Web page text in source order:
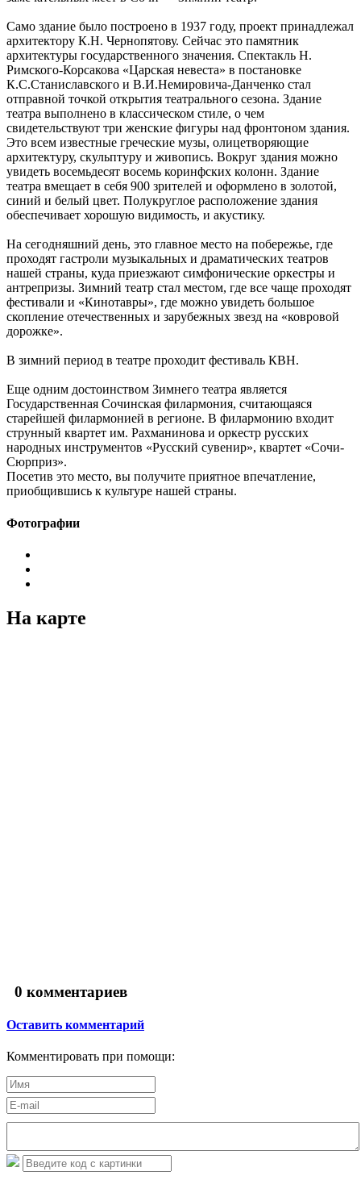
Само здание было построено в 1937 году, проект принадлежал
архитектору К.Н. Чернопятову. Сейчас это памятник
архитектуры государственного значения. Спектакль Н.
Римского-Корсакова «Царская невеста» в постановке
К.С.Станиславского и В.И.Немировича-Данченко стал
отправной точкой открытия театрального сезона. Здание
театра выполнено в классическом стиле, о чем
свидетельствуют три женские фигуры над фронтоном здания.
Это всем известные греческие музы, олицетворяющие
архитектуру, скульптуру и живопись. Вокруг здания можно
увидеть восемьдесят восемь коринфских колонн. Здание
театра вмещает в себя 900 зрителей и оформлено в золотой,
синий и белый цвет. Полукруглое расположение здания
обеспечивает хорошую видимость, и акустику.
На сегодняшний день, это главное место на побережье, где
проходят гастроли музыкальных и драматических театров
нашей страны, куда приезжают симфонические оркестры и
антрепризы. Зимний театр стал местом, где все чаще проходят
фестивали и «Кинотавры», где можно увидеть большое
скопление отечественных и зарубежных звезд на «ковровой
дорожке».
В зимний период в театре проходит фестиваль КВН.
Еще одним достоинством Зимнего театра является
Государственная Сочинская филармония, считающаяся
старейшей филармонией в регионе. В филармонию входит
струнный квартет им. Рахманинова и оркестр русских
народных инструментов «Русский сувенир», квартет «Сочи-
Сюрприз».
Посетив это место, вы получите приятное впечатление,
приобщившись к культуре нашей страны.
Фотографии
На карте
0 комментариев
Оставить комментарий
Комментировать при помощи: